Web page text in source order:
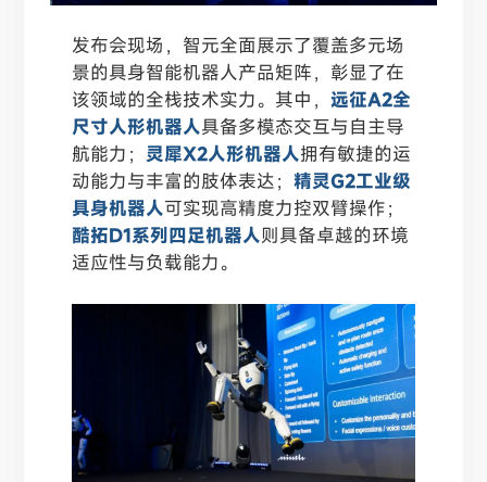
发布会现场，智元全面展示了覆盖多元场
景的具身智能机器人产品矩阵，彰显了在
该领域的全栈技术实力。其中，远征A2全
尺寸人形机器人具备多模态交互与自主导
航能力； 灵犀X2人形机器人拥有敏捷的运
动能力与丰富的肢体表达；精灵G2工业级
具身机器人可实现高精度力控双臂操作；
酷拓D1系列四足机器人则具备卓越的环境
适应性与负载能力。